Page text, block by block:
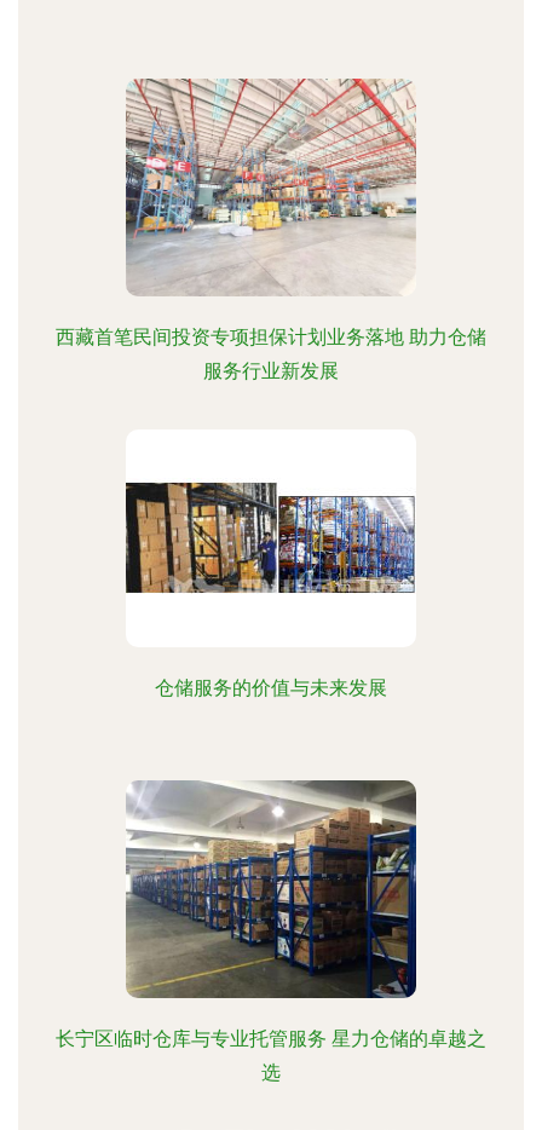
西藏首笔民间投资专项担保计划业务落地 助力仓储
服务行业新发展
仓储服务的价值与未来发展
长宁区临时仓库与专业托管服务 星力仓储的卓越之
选